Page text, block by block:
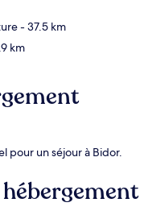
- 37.5 km
km
pour un séjour à Bidor.